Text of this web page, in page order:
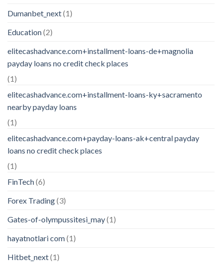
Dumanbet_next(1)
Education(2)
elitecashadvance.com+installment-loans-de+magnolia
payday loans no credit check places
(1)
elitecashadvance.com+installment-loans-ky+sacramento
nearby payday loans
(1)
elitecashadvance.com+payday-loans-ak+central payday
loans no credit check places
(1)
FinTech(6)
Forex Trading(3)
Gates-of-olympussitesi_may(1)
hayatnotlari com(1)
Hitbet_next(1)